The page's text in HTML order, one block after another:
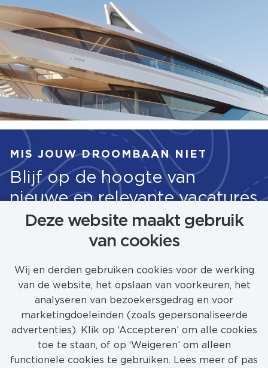
Deze website maakt gebruik
van cookies
Wij en derden gebruiken cookies voor de werking
van de website, het opslaan van voorkeuren, het
analyseren van bezoekersgedrag en voor
marketingdoeleinden (zoals gepersonaliseerde
advertenties). Klik op ‘Accepteren’ om alle cookies
toe te staan, of op ‘Weigeren’ om alleen
functionele cookies te gebruiken. Lees meer of pas
MIS JOUW DROOMBAAN NIET
Blijf op de hoogte van
nieuwe en relevante vacatures
STEL JOB ALERT IN